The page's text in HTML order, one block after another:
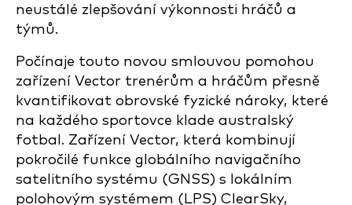
neustálé zlepšování výkonnosti hráčů a
týmů.
Počínaje touto novou smlouvou pomohou
zařízení Vector trenérům a hráčům přesně
kvantifikovat obrovské fyzické nároky, které
na každého sportovce klade australský
fotbal. Zařízení Vector, která kombinují
pokročilé funkce globálního navigačního
satelitního systému (GNSS) s lokálním
polohovým systémem (LPS) ClearSky,